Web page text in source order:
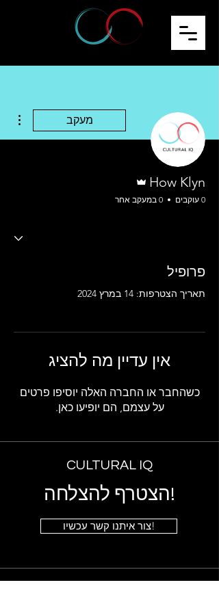
מעקב
How Klyn
0 עוקבים 0 במעקב אחר
פרופיל
תאריך הצטרפות: 14 במרץ 2024
אין עדיין מה להציג
כשהחבר או החברה האלה יוסיפו פרטים
על עצמם, הם יופיעו כאן.
CULTURAL IQ
הצטרף להצלחה!
צור איתנו קשר עכשיו!